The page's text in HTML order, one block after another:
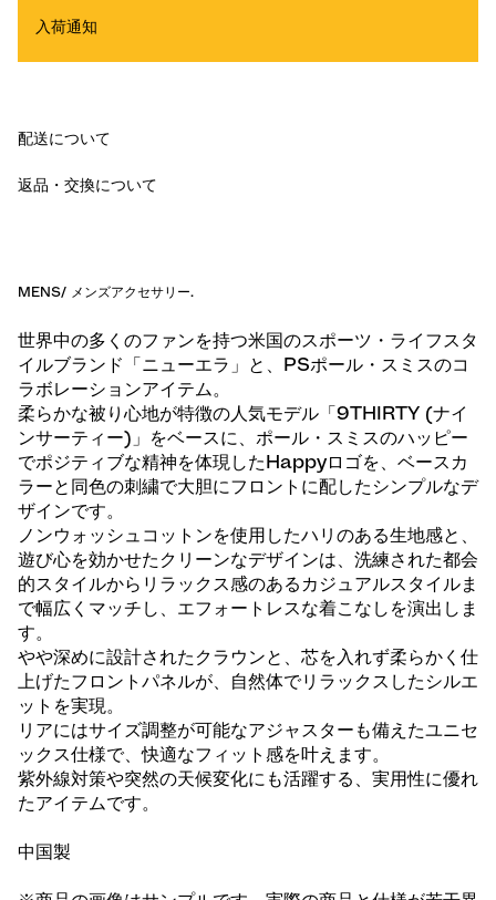
入荷通知
配送について
返品・交換について
MENS/ メンズアクセサリー.
世界中の多くのファンを持つ米国のスポーツ・ライフスタ
イルブランド「ニューエラ」と、PSポール・スミスのコ
ラボレーションアイテム。
柔らかな被り心地が特徴の人気モデル「9THIRTY (ナイ
ンサーティー)」をベースに、ポール・スミスのハッピー
でポジティブな精神を体現したHappyロゴを、ベースカ
ラーと同色の刺繍で大胆にフロントに配したシンプルなデ
ザインです。
ノンウォッシュコットンを使用したハリのある生地感と、
遊び心を効かせたクリーンなデザインは、洗練された都会
的スタイルからリラックス感のあるカジュアルスタイルま
で幅広くマッチし、エフォートレスな着こなしを演出しま
す。
やや深めに設計されたクラウンと、芯を入れず柔らかく仕
上げたフロントパネルが、自然体でリラックスしたシルエ
ットを実現。
リアにはサイズ調整が可能なアジャスターも備えたユニセ
ックス仕様で、快適なフィット感を叶えます。
紫外線対策や突然の天候変化にも活躍する、実用性に優れ
たアイテムです。
中国製